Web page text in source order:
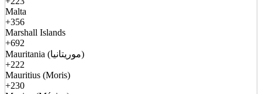
Malta
+356
Marshall Islands
+692
Mauritania (موريتانيا)
+222
Mauritius (Moris)
+230